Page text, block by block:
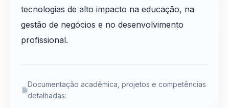
tecnologias de alto impacto na educação, na
gestão de negócios e no desenvolvimento
profissional.
Documentação acadêmica, projetos e competências
detalhadas: